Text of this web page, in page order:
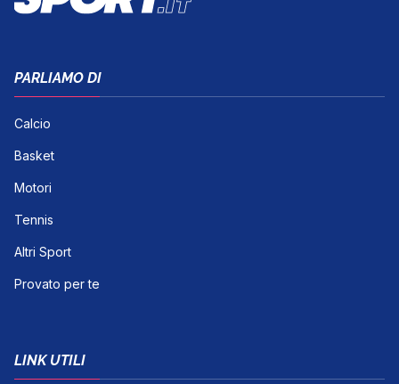
PARLIAMO DI
Calcio
Basket
Motori
Tennis
Altri Sport
Provato per te
LINK UTILI